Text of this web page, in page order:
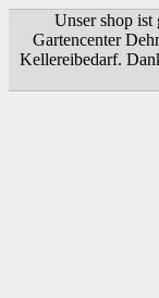
Unser shop ist
Gartencenter
Kellereibedarf.